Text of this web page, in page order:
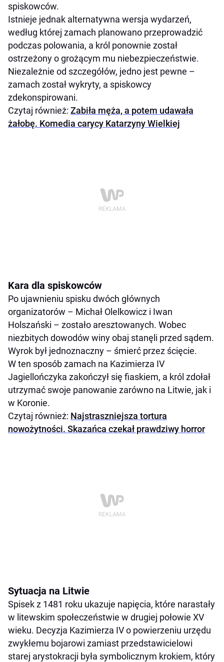
spiskowców.
Istnieje jednak alternatywna wersja wydarzeń,
według której zamach planowano przeprowadzić
podczas polowania, a król ponownie został
ostrzeżony o grożącym mu niebezpieczeństwie.
Niezależnie od szczegółów, jedno jest pewne –
zamach został wykryty, a spiskowcy
zdekonspirowani.
Czytaj również: Zabiła męża, a potem udawała
żałobę. Komedia carycy Katarzyny Wielkiej
Kara dla spiskowców
Po ujawnieniu spisku dwóch głównych
organizatorów – Michał Olelkowicz i Iwan
Holszański – zostało aresztowanych. Wobec
niezbitych dowodów winy obaj stanęli przed sądem.
Wyrok był jednoznaczny – śmierć przez ścięcie.
W ten sposób zamach na Kazimierza IV
Jagiellończyka zakończył się fiaskiem, a król zdołał
utrzymać swoje panowanie zarówno na Litwie, jak i
w Koronie.
Czytaj również: Najstraszniejsza tortura
nowożytności. Skazańca czekał prawdziwy horror
Sytuacja na Litwie
Spisek z 1481 roku ukazuje napięcia, które narastały
w litewskim społeczeństwie w drugiej połowie XV
wieku. Decyzja Kazimierza IV o powierzeniu urzędu
zwykłemu bojarowi zamiast przedstawicielowi
starej arystokracji była symbolicznym krokiem, który